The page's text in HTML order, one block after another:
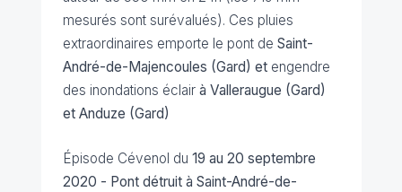
mesurés sont surévalués). Ces pluies
extraordinaires emporte le pont de Saint-
André-de-Majencoules (Gard) et engendre
des inondations éclairà Valleraugue (Gard)
et Anduze (Gard)
Épisode Cévenol du 19 au 20 septembre
2020 - Pont détruit à Saint-André-de-